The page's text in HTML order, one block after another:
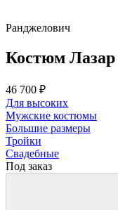
Ранджелович
Костюм
46 700 ₽
Для высоких
Мужские костюмы
Большие размеры
Тройки
Свадебные
Под заказ